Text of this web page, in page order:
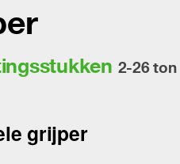
2-26 ton
grijper